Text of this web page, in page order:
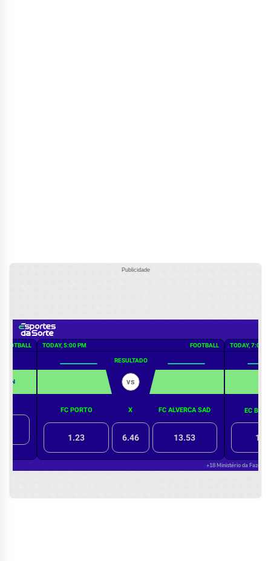
Publicidade